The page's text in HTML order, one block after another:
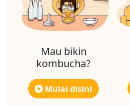
Mau bikin
kombucha?
Mulai disini